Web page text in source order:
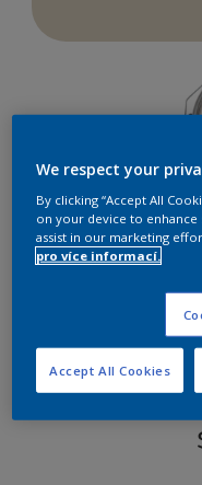
Najít
We respect your
By clicking “Accept All
on your device to enhance
assist in our marketing
pro více informací.
Accept All Cookies